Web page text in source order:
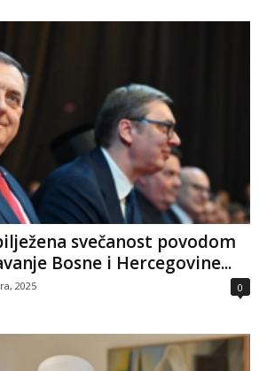
svečanost povodom
Bosne i Hercegovine...
2025 0